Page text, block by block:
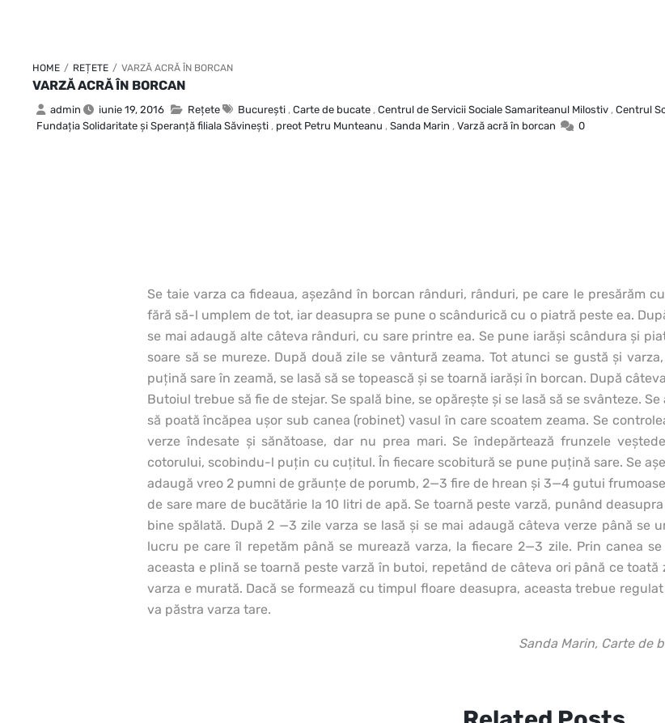
HOME / REȚETE / VARZĂ ACRĂ ÎN BORCAN
VARZĂ ACRĂ ÎN BORCAN
admin iunie 19, 2016 Rețete Bucureşti , Carte de bucate , Centrul de Servicii Sociale Samariteanul Milostiv , Centrul
Fundaţia Solidaritate şi Speranţă filiala Săvineşti , preot Petru Munteanu , Sanda Marin , Varză acră în borcan 0
Se taie varza ca fideaua, aşezând în borcan rânduri, rânduri, pe care le presărăm
fără să-l umplem de tot, iar deasupra se pune o scândurică cu o piatră peste ea.
se mai adaugă alte câteva rânduri, cu sare printre ea. Se pune iarăşi scândura şi
soare să se mureze. După două zile se vântură zeama. Tot atunci se gustă şi
puţină sare în zeamă, se lasă să se topească şi se toarnă iarăşi în borcan. După
Butoiul trebue să fie de stejar. Se spală bine, se opăreşte şi se lasă să se svânteze.
să poată încăpea uşor sub canea (robinet) vasul în care scoatem zeama. Se
verze îndesate şi sănătoase, dar nu prea mari. Se îndepărtează frunzele
cotorului, scobindu-l puţin cu cuţitul. În fiecare scobitură se pune puţină sare. Se
adaugă vreo 2 pumni de grăunţe de porumb, 2—3 fire de hrean şi 3—4 gutui
de sare mare de bucătărie la 10 litri de apă. Se toarnă peste varză, punând
bine spălată. După 2 —3 zile varza se lasă şi se mai adaugă câteva verze până se
lucru pe care îl repetăm până se murează varza, la fiecare 2—3 zile. Prin canea
aceasta e plină se toarnă peste varză în butoi, repetând de câteva ori până ce
varza e murată. Dacă se formează cu timpul floare deasupra, aceasta trebue
va păstra varza tare.
Sanda Marin, Carte de